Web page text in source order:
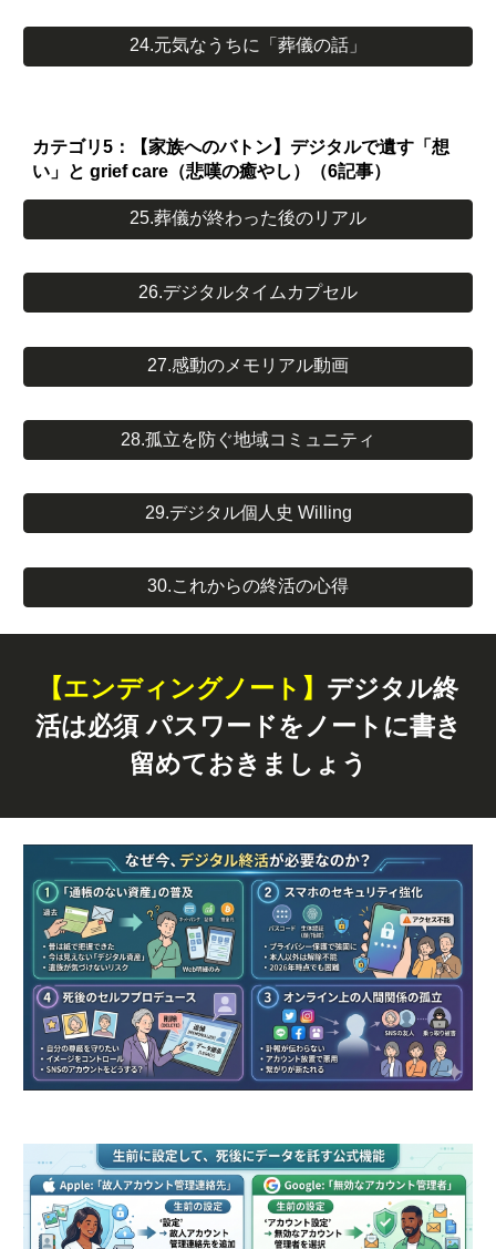
24.元気なうちに「葬儀の話」
カテゴリ5：【家族へのバトン】デジタルで遺す「想
い」と grief care（悲嘆の癒やし）（6記事）
25.葬儀が終わった後のリアル
26.デジタルタイムカプセル
27.感動のメモリアル動画
28.孤立を防ぐ地域コミュニティ
29.デジタル個人史 Willing
30.これからの終活の心得
【エンディングノート】 デジタル終
活は必須 パスワードをノートに書き
留めておきましょう